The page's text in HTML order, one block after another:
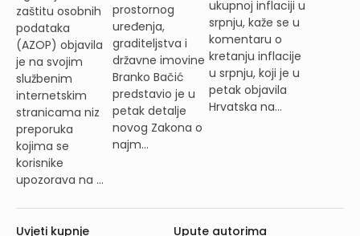
zaštitu osobnih
podataka
(AZOP) objavila
je na svojim
službenim
internetskim
stranicama niz
preporuka
kojima se
korisnike
upozorava na ...
prostornog
uređenja,
graditeljstva i
državne imovine
Branko Bačić
predstavio je u
petak detalje
novog Zakona o
najm...
ukupnoj inflaciji u
srpnju, kaže se u
komentaru o
kretanju inflacije
u srpnju, koji je u
petak objavila
Hrvatska na...
Uvjeti kupnje Upute autorima